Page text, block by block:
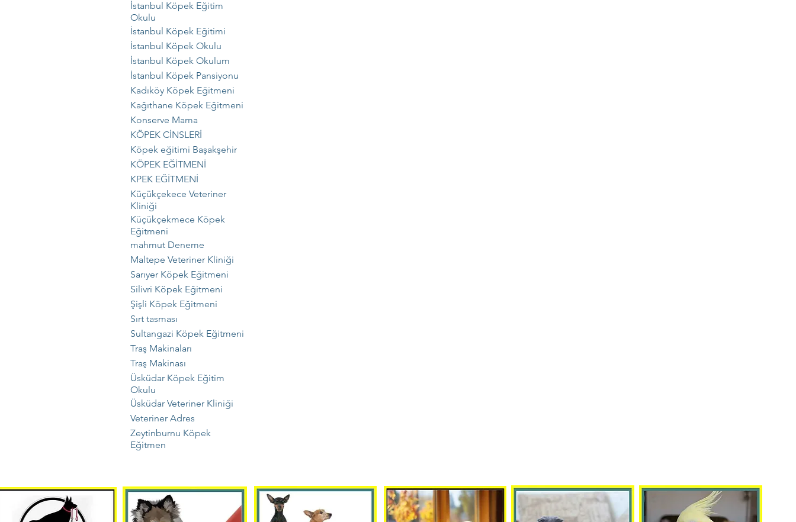
İstanbul Köpek Eğitim
Okulu
İstanbul Köpek Eğitimi
İstanbul Köpek Okulu
İstanbul Köpek Okulum
İstanbul Köpek Pansiyonu
Kadıköy Köpek Eğitmeni
Kağıthane Köpek Eğitmeni
Konserve Mama
KÖPEK CİNSLERİ
Köpek eğitimi Başakşehir
KÖPEK EĞİTMENİ
KPEK EĞİTMENİ
Küçükçekece Veteriner
Kliniği
Küçükçekmece Köpek
Eğitmeni
mahmut Deneme
Maltepe Veteriner Kliniği
Sarıyer Köpek Eğitmeni
Silivri Köpek Eğitmeni
Şişli Köpek Eğitmeni
Sırt tasması
Sultangazi Köpek Eğitmeni
Traş Makinaları
Traş Makinası
Üsküdar Köpek Eğitim
Okulu
Üsküdar Veteriner Kliniği
Veteriner Adres
Zeytinburnu Köpek
Eğitmen